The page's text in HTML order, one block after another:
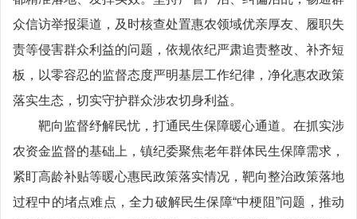
众信访举报渠道，及时核查处置惠农领域优亲厚友、履职失
责等侵害群众利益的问题，依规依纪严肃追责整改、补齐短
板，以零容忍的监督态度严明基层工作纪律，净化惠农政策
落实生态，切实守护群众涉农切身利益。
靶向监督纾解民忧，打通民生保障暖心通道。在抓实涉
农资金监督的基础上，镇纪委聚焦老年群体民生保障需求，
紧盯高龄补贴等暖心惠民政策落实情况，靶向整治政策落地
过程中的堵点难点，全力破解民生保障“中梗阻”问题，推动